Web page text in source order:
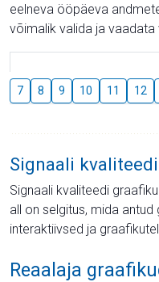
eelneva ööpäeva
võimalik valida ja vaadata
7 8 9 10 11 12
Signaali
Signaali kvaliteedi
all on selgitus, mida
interaktiivsed ja
Reaalaja